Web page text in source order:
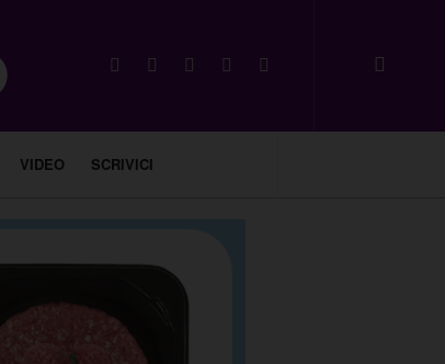
VIDEO SCRIVICI